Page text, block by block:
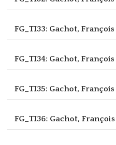
FG_TI33: Gachot, François
FG_TI34: Gachot, François
FG_TI35: Gachot, François
FG_TI36: Gachot, François